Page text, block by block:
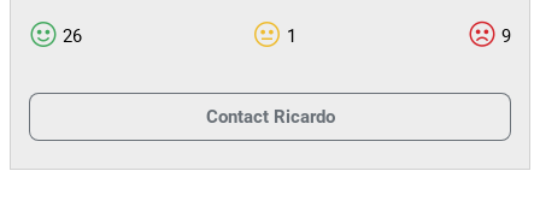
- 4 Impressoras;
- 2 Computadores portáteis;
26 1 9
Contact Ricardo